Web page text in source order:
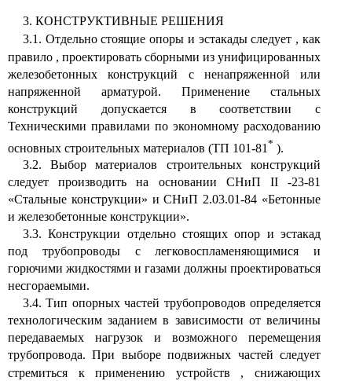
3. КОНСТРУКТИВНЫЕ РЕШЕНИЯ
3.1. Отдельно стоящие опоры и эстакады следует , как
правило , проектировать сборными из унифицированных
железобетонных конструкций с ненапряженной или
напряженной арматурой. Применение стальных
конструкций допускается в соответствии с
Техническими правилами по экономному расходованию
основных строительных материалов (ТП 101-81 * ).
3.2. Выбор материалов строительных конструкций
следует производить на основании СНиП II-23-81
«Стальные конструкции» и СНиП 2.03.01-84 «Бетонные
и железобетонные конструкции».
3.3. Конструкции отдельно стоящих опор и эстакад
под трубопроводы с легковоспламеняющимися и
горючими жидкостями и газами должны проектироваться
несгораемыми.
3.4. Тип опорных частей трубопроводов определяется
технологическим заданием в зависимости от величины
передаваемых нагрузок и возможного перемещения
трубопровода. При выборе подвижных частей следует
стремиться к применению устройств
,
снижающих